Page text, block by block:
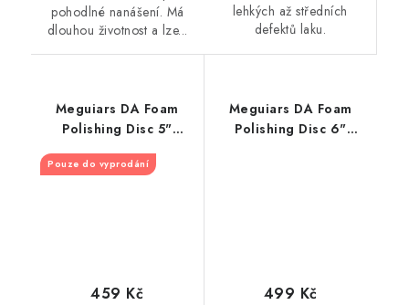
pohodlné nanášení. Má
dlouhou životnost a lze...
lehkých až středních
defektů laku.
Meguiars DA Foam
Polishing Disc 5"
140mm profesionální
pěnový lešticí kotouč
Pouze do vyprodání
459 Kč
Meguiars DA Foam
Polishing Disc 6"
499 Kč